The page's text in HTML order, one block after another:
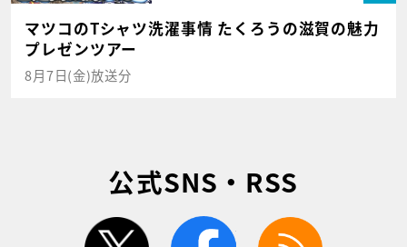
マツコのTシャツ洗濯事情 たくろうの滋賀の魅力
プレゼンツアー
8月7日(金)放送分
公式SNS・RSS
twitter facebook